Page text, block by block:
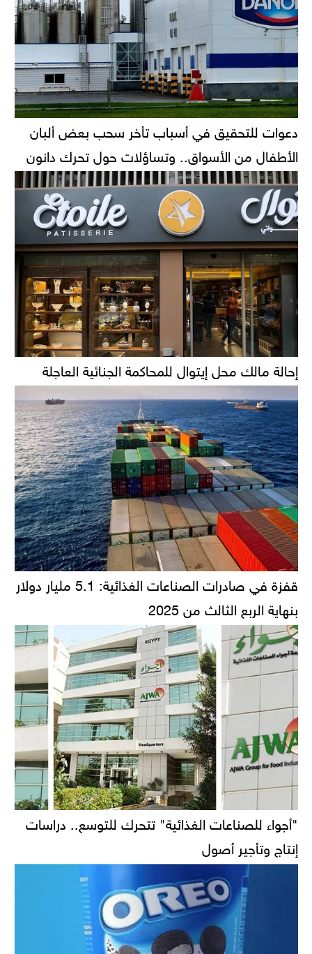
دعوات للتحقيق في أسباب تأخر سحب بعض ألبان
الأطفال من الأسواق.. وتساؤلات حول تحرك دانون
إحالة مالك محل إيتوال للمحاكمة الجنائية العاجلة
قفزة في صادرات الصناعات الغذائية: 5.1 مليار دولار
بنهاية الربع الثالث من 2025
"أجواء للصناعات الغذائية" تتحرك للتوسع.. دراسات
إنتاج وتأجير أصول